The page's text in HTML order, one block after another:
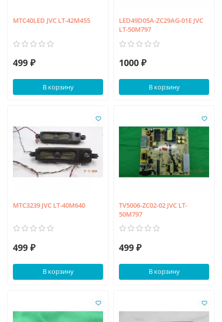
MTC40LED JVC LT-42M455
499 ₽
В корзину
LED49D05A-ZC29AG-01E JVC
LT-50M797
1000 ₽
В корзину
MTC3239 JVC LT-40M640
499 ₽
В корзину
TV5006-ZC02-02 JVC LT-
50M797
499 ₽
В корзину